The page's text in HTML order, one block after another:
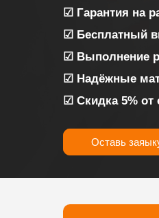
☑ Гарантия на
☑ Бесплатный
☑ Выполнение
☑ Надёжные
☑ Скидка 5% от
Оставь